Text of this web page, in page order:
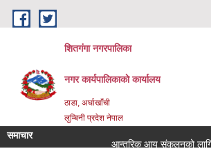
Skip to main content
शितगंगा नगरपालिका
नगर कार्यपालिकाकाे कार्यालय
ठाडा, अर्घाखाँची
लुम्बिनी प्रदेश नेपाल
समाचार
आन्तरिक आय संकलनको लागि